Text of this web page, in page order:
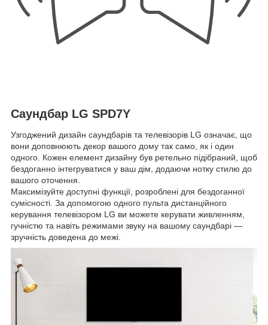
Саундбар LG SPD7Y
Узгоджений дизайн саундбарів та телевізорів LG означає, що
вони доповнюють декор вашого дому так само, як і один
одного. Кожен елемент дизайну був ретельно підібраний, щоб
бездоганно інтегруватися у ваш дім, додаючи нотку стилю до
вашого оточення.
Максимізуйте доступні функції, розроблені для бездоганної
сумісності. За допомогою одного пульта дистанційного
керування телевізором LG ви можете керувати живленням,
гучністю та навіть режимами звуку на вашому саундбарі —
зручність доведена до межі.